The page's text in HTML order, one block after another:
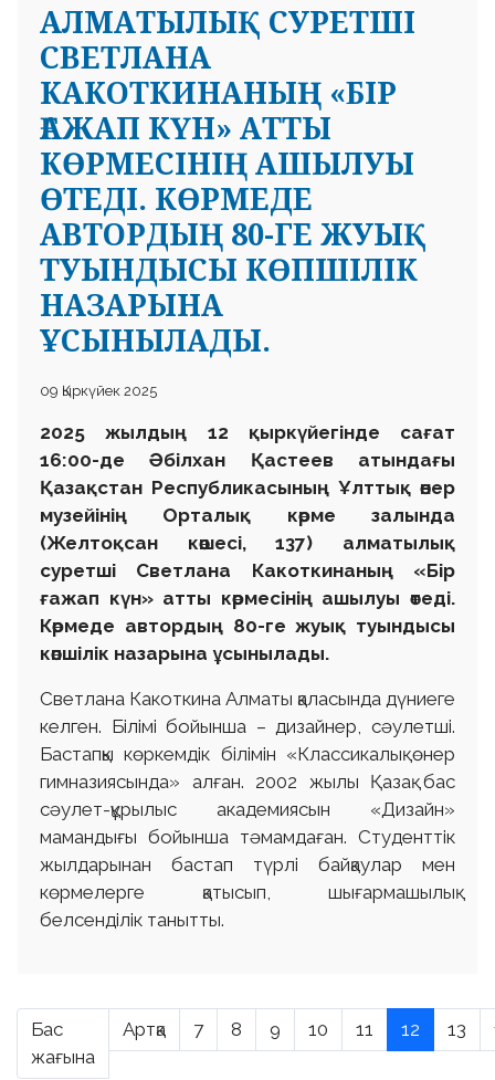
АЛМАТЫЛЫҚ СУРЕТШІ
СВЕТЛАНА
КАКОТКИНАНЫҢ «БІР
ҒАЖАП КҮН» АТТЫ
КӨРМЕСІНІҢ АШЫЛУЫ
ӨТЕДІ. КӨРМЕДЕ
АВТОРДЫҢ 80-ГЕ ЖУЫҚ
ТУЫНДЫСЫ КӨПШІЛІК
НАЗАРЫНА
ҰСЫНЫЛАДЫ.
09 Қыркүйек 2025
2025 жылдың 12 қыркүйегінде сағат
16:00-де Әбілхан Қастеев атындағы
Қазақстан Республикасының Ұлттық өнер
музейінің Орталық көрме залында
(Желтоқсан көшесі, 137) алматылық
суретші Светлана Какоткинаның «Бір
ғажап күн» атты көрмесінің ашылуы өтеді.
Көрмеде автордың 80-ге жуық туындысы
көпшілік назарына ұсынылады.
Светлана Какоткина Алматы қаласында дүниеге
келген. Білімі бойынша – дизайнер, сәулетші.
Бастапқы көркемдік білімін «Классикалық өнер
гимназиясында» алған. 2002 жылы Қазақ бас
сәулет-құрылыс академиясын «Дизайн»
мамандығы бойынша тәмамдаған. Студенттік
жылдарынан бастап түрлі байқаулар мен
көрмелерге қатысып, шығармашылық
белсенділік танытты.
Бас
жағына
Артқа 7 8 9 10 11 12 13